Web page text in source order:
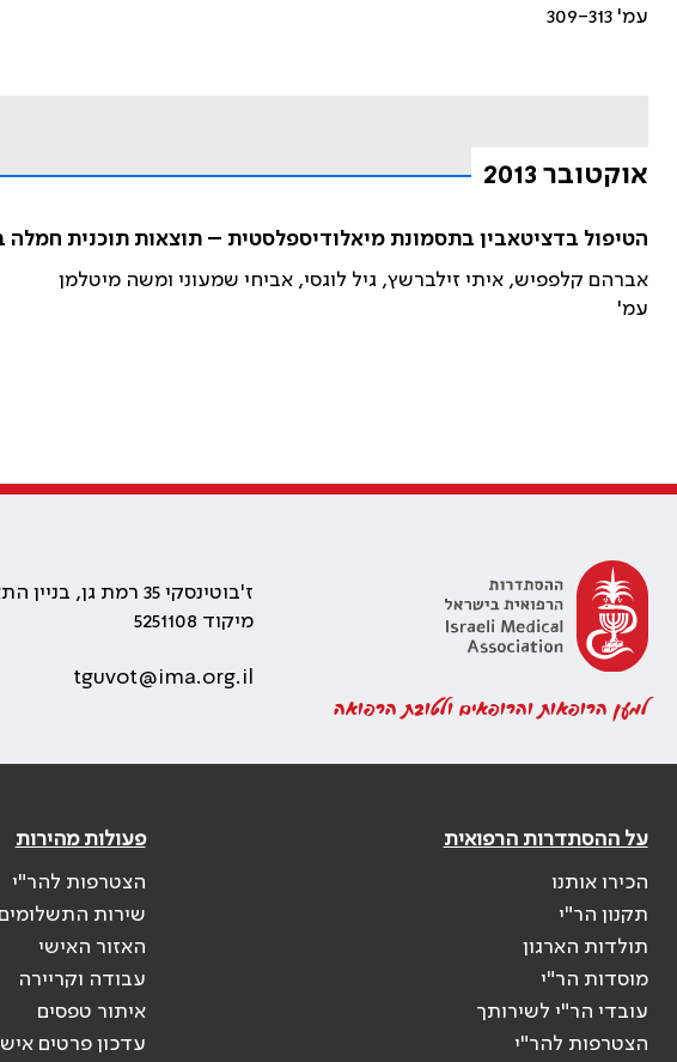
עמ' 309-313
אוקטובר 2013
הטיפול בדציטאבין בתסמונת מיאלודיספלסטית – תוצאות תוכנית חמלה
אברהם קלפפיש, איתי זילברשץ, גיל לוגסי, אביחי שמעוני ומשה מיטלמן
עמ'
למען הרופאות והרופאים ולטובת הרפואה
ז'בוטינסקי 35 רמת גן, בניין התאומים 2
מיקוד 5251108
tguvot@ima.org.il
על ההסתדרות הרפואית
הכירו אותנו
תקנון הר"י
תולדות הארגון
מוסדות הר"י
עובדי הר"י לשירותך
הצטרפות להר"י
פעולות מהירות
הצטרפות להר"י
שירות התשלומים
האזור האישי
עבודה וקריירה
איתור טפסים
עדכון פרטים